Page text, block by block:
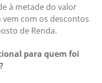
à metade do valor
com os descontos
de Renda.
para quem foi